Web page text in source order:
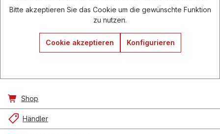
Bitte akzeptieren Sie das Cookie um die gewünschte Funktion
zu nutzen.
Cookie akzeptieren Konfigurieren
Shop
Händler